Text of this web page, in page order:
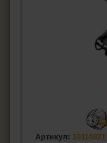
Артикул: 10110821